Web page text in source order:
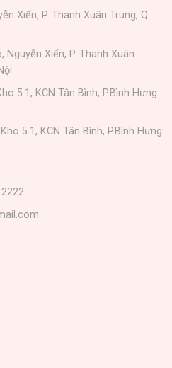
Xiển, P. Thanh Xuân Trung, Q.
Nguyễn Xiển, P. Thanh Xuân
5.1, KCN Tân Bình, P.Bình Hưng
5.1, KCN Tân Bình, P.Bình Hưng